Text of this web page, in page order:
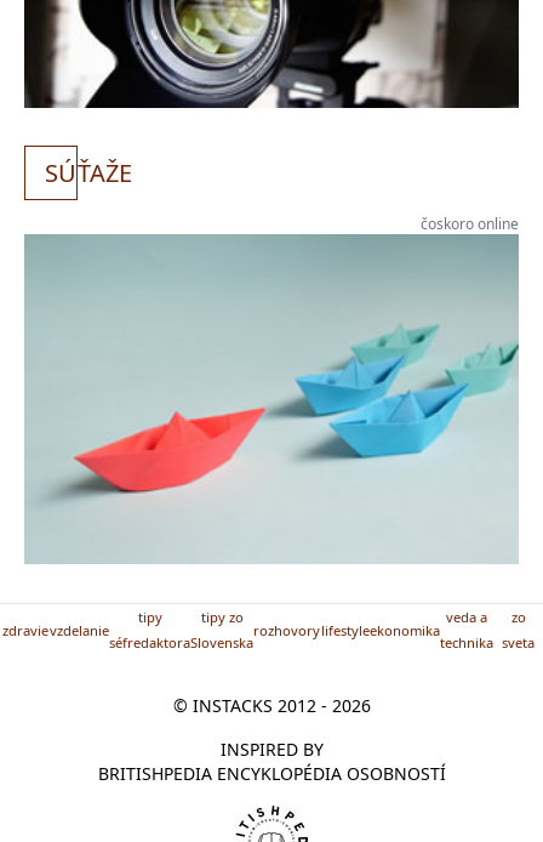
SÚŤAŽE
čoskoro online
zdravievzdelanie
tipy
séfredaktora
tipy zo
Slovenska
rozhovorylifestyleekonomika
veda a
technika
zo
sveta
© INSTACKS 2012 - 2026
INSPIRED BY
BRITISHPEDIA ENCYKLOPÉDIA OSOBNOSTÍ